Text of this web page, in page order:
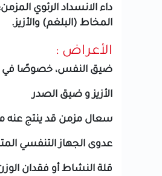
المخاط (البلغم) والأزيز.
الأعراض :
ضيق النفس، خصوصًا في
الأزيز و ضيق الصدر
سعال مزمن قد ينتج عنه
عدوى الجهاز التنفسي
قلة النشاط أو فقدان